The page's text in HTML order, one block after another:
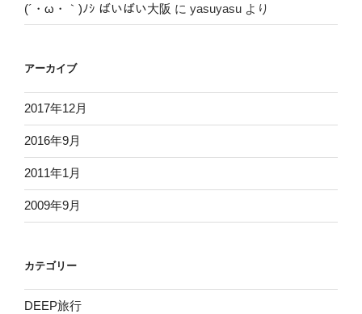
(´・ω・｀)ﾉｼ ばいばい大阪 に yasuyasu より
アーカイブ
2017年12月
2016年9月
2011年1月
2009年9月
カテゴリー
DEEP旅行